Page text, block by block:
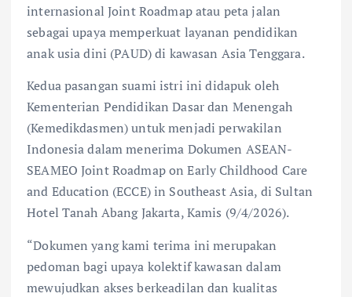
internasional Joint Roadmap atau peta jalan
sebagai upaya memperkuat layanan pendidikan
anak usia dini (PAUD) di kawasan Asia Tenggara.
Kedua pasangan suami istri ini didapuk oleh
Kementerian Pendidikan Dasar dan Menengah
(Kemedikdasmen) untuk menjadi perwakilan
Indonesia dalam menerima Dokumen ASEAN-
SEAMEO Joint Roadmap on Early Childhood Care
and Education (ECCE) in Southeast Asia, di Sultan
Hotel Tanah Abang Jakarta, Kamis (9/4/2026).
“Dokumen yang kami terima ini merupakan
pedoman bagi upaya kolektif kawasan dalam
mewujudkan akses berkeadilan dan kualitas